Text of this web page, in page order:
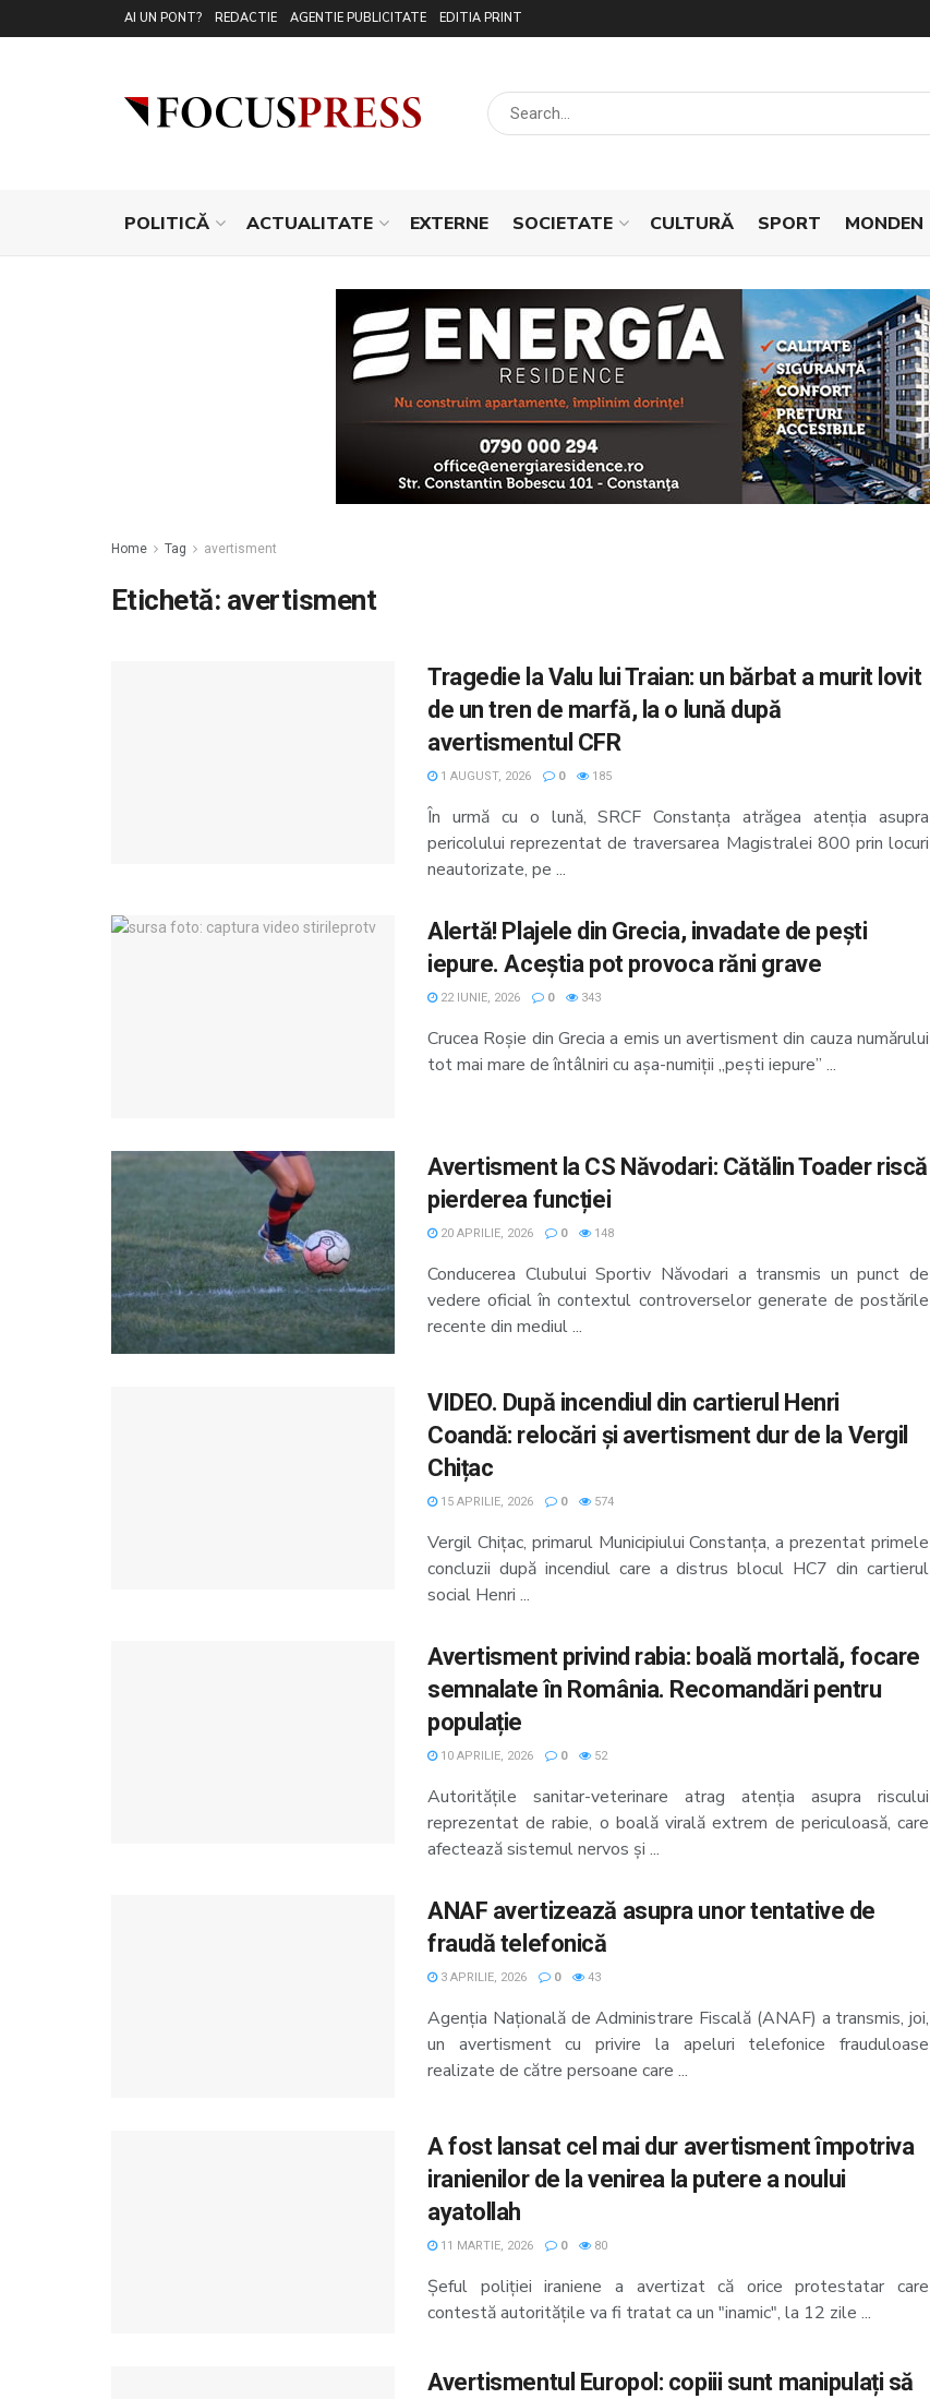
AI UN PONT? REDACTIE AGENTIE PUBLICITATE EDITIA PRINT
POLITICĂ ACTUALITATE EXTERNE SOCIETATE CULTURĂ SPORT MONDEN
Home Tag avertisment
Etichetă: avertisment
Tragedie la Valu lui Traian: un bărbat a murit lovit
de un tren de marfă, la o lună după
avertismentul CFR
1 AUGUST, 2026 0 185
În urmă cu o lună, SRCF Constanța atrăgea atenția asupra
pericolului reprezentat de traversarea Magistralei 800 prin locuri
neautorizate, pe ...
Alertă! Plajele din Grecia, invadate de pești
iepure. Aceștia pot provoca răni grave
22 IUNIE, 2026 0 343
Crucea Roșie din Grecia a emis un avertisment din cauza numărului
tot mai mare de întâlniri cu așa-numiții „pești iepure” ...
Avertisment la CS Năvodari: Cătălin Toader riscă
pierderea funcției
20 APRILIE, 2026 0 148
Conducerea Clubului Sportiv Năvodari a transmis un punct de
vedere oficial în contextul controverselor generate de postările
recente din mediul ...
VIDEO. După incendiul din cartierul Henri
Coandă: relocări și avertisment dur de la Vergil
Chițac
15 APRILIE, 2026 0 574
Vergil Chițac, primarul Municipiului Constanța, a prezentat primele
concluzii după incendiul care a distrus blocul HC7 din cartierul
social Henri ...
Avertisment privind rabia: boală mortală, focare
semnalate în România. Recomandări pentru
populație
10 APRILIE, 2026 0 52
Autoritățile sanitar-veterinare atrag atenția asupra riscului
reprezentat de rabie, o boală virală extrem de periculoasă, care
afectează sistemul nervos și ...
ANAF avertizează asupra unor tentative de
fraudă telefonică
3 APRILIE, 2026 0 43
Agenția Națională de Administrare Fiscală (ANAF) a transmis, joi,
un avertisment cu privire la apeluri telefonice frauduloase
realizate de către persoane care ...
A fost lansat cel mai dur avertisment împotriva
iranienilor de la venirea la putere a noului
ayatollah
11 MARTIE, 2026 0 80
Şeful poliţiei iraniene a avertizat că orice protestatar care
contestă autorităţile va fi tratat ca un "inamic", la 12 zile ...
Avertismentul Europol: copiii sunt manipulați să